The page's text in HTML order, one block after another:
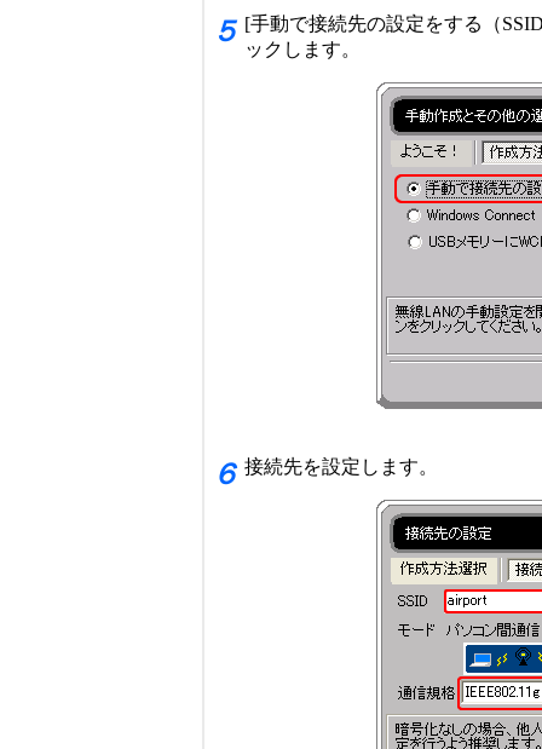
５ [手動で接続先の設定をする（
ックします。
６ 接続先を設定します。